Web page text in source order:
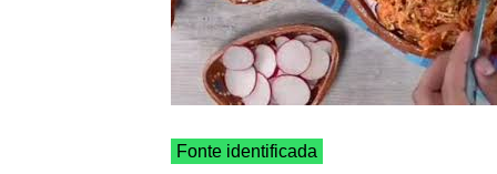
Fonte identificada